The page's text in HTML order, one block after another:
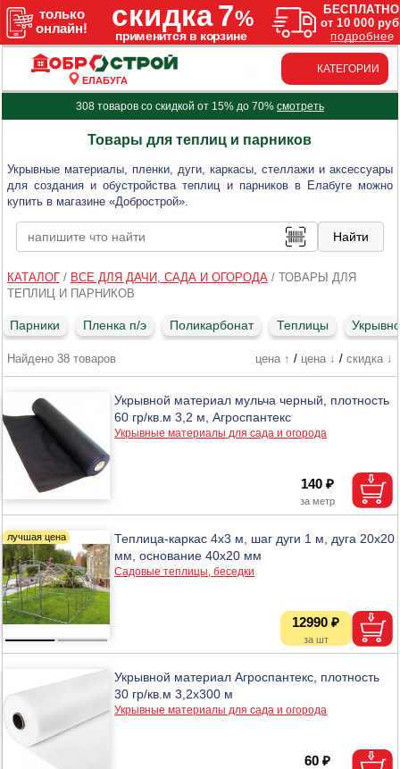
ЕЛАБУГА
КАТЕГОРИИ
308 товаров со скидкой от 15% до 70% смотреть
Товары для теплиц и парников
Укрывные материалы, пленки, дуги, каркасы, стеллажи и аксессуары
для создания и обустройства теплиц и парников в Елабуге можно
купить в магазине «Добрострой».
КАТАЛОГ/ ВСЕ ДЛЯ ДАЧИ, САДА И ОГОРОДА/ ТОВАРЫ ДЛЯ
ТЕПЛИЦ И ПАРНИКОВ
Парники Пленка п/э Поликарбонат Теплицы
Найдено 38 товаров цена ↑ / цена ↓ / скидка ↓
Укрывной материал мульча черный, плотность
60 гр/кв.м 3,2 м, Агроспантекс
Укрывные материалы для сада и огорода
140 ₽
Теплица-каркас 4х3 м, шаг дуги 1 м, дуга 20х20
мм, основание 40х20 мм
Садовые теплицы, беседки
12990 ₽
Укрывной материал Агроспантекс, плотность
30 гр/кв.м 3,2х300 м
Укрывные материалы для сада и огорода
60 ₽